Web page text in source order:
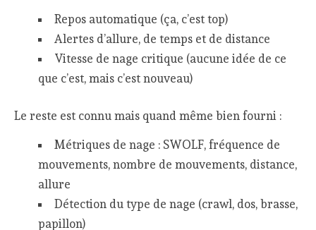
Repos automatique (ça, c’est top)
Alertes d’allure, de temps et de distance
Vitesse de nage critique (aucune idée de ce
que c’est, mais c’est nouveau)
Le reste est connu mais quand même bien fourni :
Métriques de nage : SWOLF, fréquence de
mouvements, nombre de mouvements, distance,
allure
Détection du type de nage (crawl, dos, brasse,
papillon)